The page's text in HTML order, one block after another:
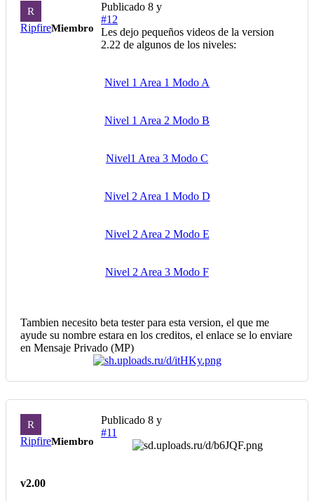
R
RipfireMiembro
Publicado 8 y
#12
Les dejo pequeños videos de la version
2.22 de algunos de los niveles:
Nivel 1 Area 1 Modo A
Nivel 1 Area 2 Modo B
Nivel1 Area 3 Modo C
Nivel 2 Area 1 Modo D
Nivel 2 Area 2 Modo E
Nivel 2 Area 3 Modo F
Tambien necesito beta tester para esta version, el que me
ayude su nombre estara en los creditos, el enlace se lo enviare
en Mensaje Privado (MP)
R
RipfireMiembro
Publicado 8 y
#11
v2.00